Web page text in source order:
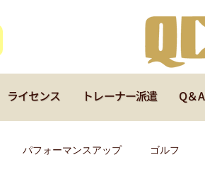
ライセンス トレーナー派遣 Q＆A
パフォーマンスアップ ゴルフ